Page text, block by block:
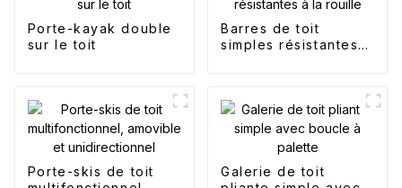
Porte-kayak double
sur le toit
Barres de toit
simples résistantes à
Porte-skis de toit
Galerie de toit